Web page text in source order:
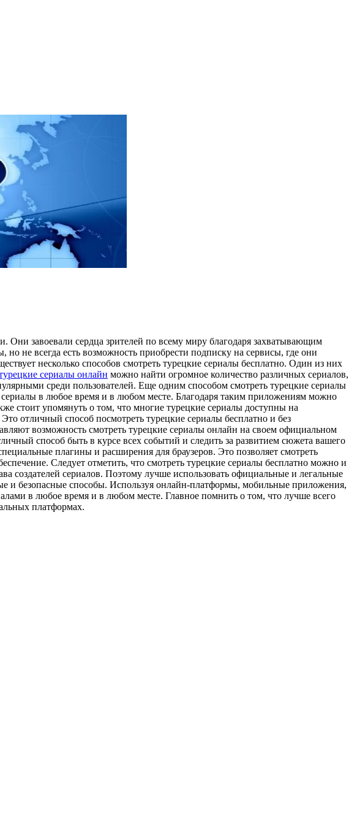
Они завоевали сердца зрителей по всему миру благодаря захватывающим
не всегда есть возможность приобрести подписку на сервисы, где они
несколько способов смотреть турецкие сериалы бесплатно. Один из них
сериалы онлайн можно найти огромное количество различных сериалов,
среди пользователей. Еще одним способом смотреть турецкие сериалы
в любое время и в любом месте. Благодаря таким приложениям можно
стоит упомянуть о том, что многие турецкие сериалы доступны на
отличный способ посмотреть турецкие сериалы бесплатно и без
возможность смотреть турецкие сериалы онлайн на своем официальном
способ быть в курсе всех событий и следить за развитием сюжета вашего
плагины и расширения для браузеров. Это позволяет смотреть
Следует отметить, что смотреть турецкие сериалы бесплатно можно и
создателей сериалов. Поэтому лучше использовать официальные и легальные
и безопасные способы. Используя онлайн-платформы, мобильные приложения,
в любое время и в любом месте. Главное помнить о том, что лучше всего
платформах.